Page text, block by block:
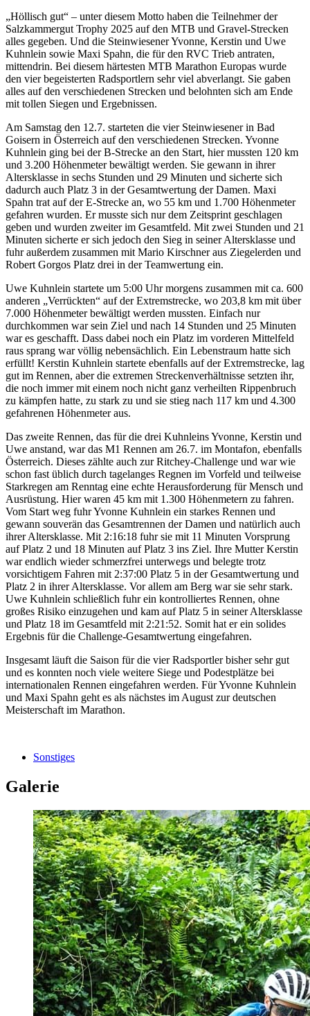
„Höllisch gut“ – unter diesem Motto haben die Teilnehmer der
Salzkammergut Trophy 2025 auf den MTB und Gravel-Strecken
alles gegeben. Und die Steinwiesener Yvonne, Kerstin und Uwe
Kuhnlein sowie Maxi Spahn, die für den RVC Trieb antraten,
mittendrin. Bei diesem härtesten MTB Marathon Europas wurde
den vier begeisterten Radsportlern sehr viel abverlangt. Sie gaben
alles auf den verschiedenen Strecken und belohnten sich am Ende
mit tollen Siegen und Ergebnissen.
Am Samstag den 12.7. starteten die vier Steinwiesener in Bad
Goisern in Österreich auf den verschiedenen Strecken. Yvonne
Kuhnlein ging bei der B-Strecke an den Start, hier mussten 120 km
und 3.200 Höhenmeter bewältigt werden. Sie gewann in ihrer
Altersklasse in sechs Stunden und 29 Minuten und sicherte sich
dadurch auch Platz 3 in der Gesamtwertung der Damen. Maxi
Spahn trat auf der E-Strecke an, wo 55 km und 1.700 Höhenmeter
gefahren wurden. Er musste sich nur dem Zeitsprint geschlagen
geben und wurden zweiter im Gesamtfeld. Mit zwei Stunden und 21
Minuten sicherte er sich jedoch den Sieg in seiner Altersklasse und
fuhr außerdem zusammen mit Mario Kirschner aus Ziegelerden und
Robert Gorgos Platz drei in der Teamwertung ein.
Uwe Kuhnlein startete um 5:00 Uhr morgens zusammen mit ca. 600
anderen „Verrückten“ auf der Extremstrecke, wo 203,8 km mit über
7.000 Höhenmeter bewältigt werden mussten. Einfach nur
durchkommen war sein Ziel und nach 14 Stunden und 25 Minuten
war es geschafft. Dass dabei noch ein Platz im vorderen Mittelfeld
raus sprang war völlig nebensächlich. Ein Lebenstraum hatte sich
erfüllt! Kerstin Kuhnlein startete ebenfalls auf der Extremstrecke, lag
gut im Rennen, aber die extremen Streckenverhältnisse setzten ihr,
die noch immer mit einem noch nicht ganz verheilten Rippenbruch
zu kämpfen hatte, zu stark zu und sie stieg nach 117 km und 4.300
gefahrenen Höhenmeter aus.
Das zweite Rennen, das für die drei Kuhnleins Yvonne, Kerstin und
Uwe anstand, war das M1 Rennen am 26.7. im Montafon, ebenfalls
Österreich. Dieses zählte auch zur Ritchey-Challenge und war wie
schon fast üblich durch tagelanges Regnen im Vorfeld und teilweise
Starkregen am Renntag eine echte Herausforderung für Mensch und
Ausrüstung. Hier waren 45 km mit 1.300 Höhenmetern zu fahren.
Vom Start weg fuhr Yvonne Kuhnlein ein starkes Rennen und
gewann souverän das Gesamtrennen der Damen und natürlich auch
ihrer Altersklasse. Mit 2:16:18 fuhr sie mit 11 Minuten Vorsprung
auf Platz 2 und 18 Minuten auf Platz 3 ins Ziel. Ihre Mutter Kerstin
war endlich wieder schmerzfrei unterwegs und belegte trotz
vorsichtigem Fahren mit 2:37:00 Platz 5 in der Gesamtwertung und
Platz 2 in ihrer Altersklasse. Vor allem am Berg war sie sehr stark.
Uwe Kuhnlein schließlich fuhr ein kontrolliertes Rennen, ohne
großes Risiko einzugehen und kam auf Platz 5 in seiner Altersklasse
und Platz 18 im Gesamtfeld mit 2:21:52. Somit hat er ein solides
Ergebnis für die Challenge-Gesamtwertung eingefahren.
Insgesamt läuft die Saison für die vier Radsportler bisher sehr gut
und es konnten noch viele weitere Siege und Podestplätze bei
internationalen Rennen eingefahren werden. Für Yvonne Kuhnlein
und Maxi Spahn geht es als nächstes im August zur deutschen
Meisterschaft im Marathon.
Sonstiges
Galerie